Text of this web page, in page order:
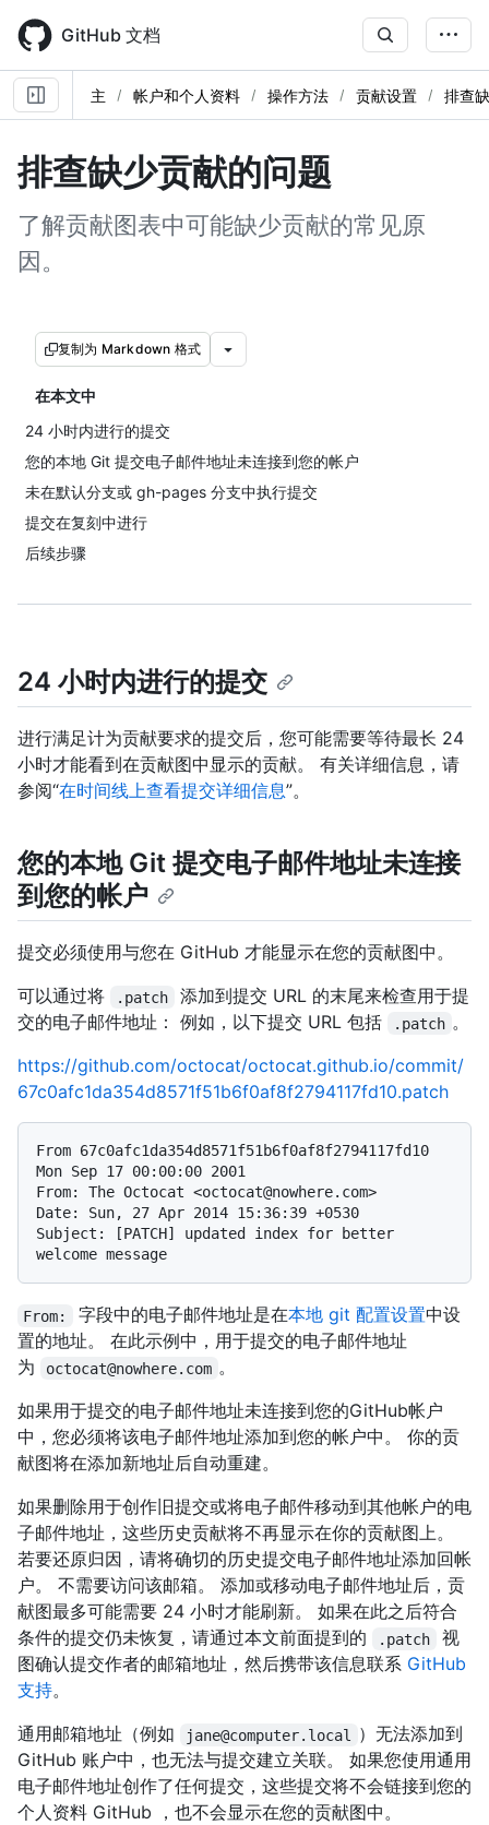
main
content
GitHub 文档
主 帐户和个人资料 操作方法 贡献设置 排查
排查缺少贡献的问题
了解贡献图表中可能缺少贡献的常见原
因。
复制为 Markdown 格式
在本文中
24 小时内进行的提交
您的本地 Git 提交电子邮件地址未连接到您的帐户
未在默认分支或 gh-pages 分支中执行提交
提交在复刻中进行
后续步骤
24 小时内进行的提交
进行满足计为贡献要求的提交后，您可能需要等待最长 24
小时才能看到在贡献图中显示的贡献。 有关详细信息，请
参阅“在时间线上查看提交详细信息”。
您的本地 Git 提交电子邮件地址未连接
到您的帐户
提交必须使用与您在 GitHub 才能显示在您的贡献图中。
可以通过将
.patch
添加到提交 URL 的末尾来检查用于提
交的电子邮件地址： 例如，以下提交 URL 包括
.patch 。
https://github.com/octocat/octocat.github.io/commit/
67c0afc1da354d8571f51b6f0af8f2794117fd10.patch
From 67c0afc1da354d8571f51b6f0af8f2794117fd10
Mon Sep 17 00:00:00 2001
From: The Octocat <octocat@nowhere.com>
Date: Sun, 27 Apr 2014 15:36:39 +0530
Subject: [PATCH] updated index for better
From: 字段中的电子邮件地址是在本地 git 配置设置中设
置的地址。 在此示例中，用于提交的电子邮件地址
为
octocat@nowhere.com 。
如果用于提交的电子邮件地址未连接到您的GitHub帐户
中，您必须将该电子邮件地址添加到您的帐户中。 你的贡
献图将在添加新地址后自动重建。
如果删除用于创作旧提交或将电子邮件移动到其他帐户的电
子邮件地址，这些历史贡献将不再显示在你的贡献图上。
若要还原归因，请将确切的历史提交电子邮件地址添加回帐
户。 不需要访问该邮箱。 添加或移动电子邮件地址后，贡
献图最多可能需要 24 小时才能刷新。 如果在此之后符合
条件的提交仍未恢复，请通过本文前面提到的
.patch
视
图确认提交作者的邮箱地址，然后携带该信息联系 GitHub
支持。
通用邮箱地址（例如
jane@computer.local
）无法添加到
GitHub 账户中，也无法与提交建立关联。 如果您使用通用
电子邮件地址创作了任何提交，这些提交将不会链接到您的
个人资料 GitHub ，也不会显示在您的贡献图中。